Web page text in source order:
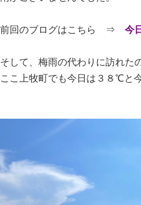
前回のブログはこちら ⇒ 今
そして、梅雨の代わりに訪れた
ここ上牧町でも今日は３８℃と